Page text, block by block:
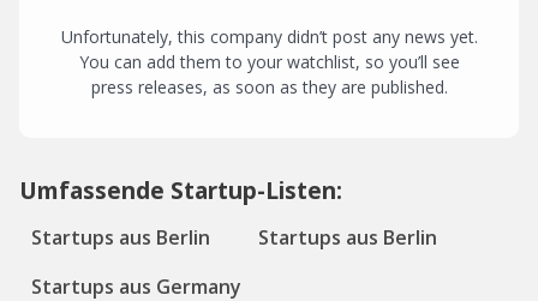
Unfortunately, this company didn’t post any news yet.
You can add them to your watchlist, so you’ll see
press releases, as soon as they are published.
Umfassende Startup-Listen:
Startups aus Berlin
Startups aus Berlin
Startups aus Germany